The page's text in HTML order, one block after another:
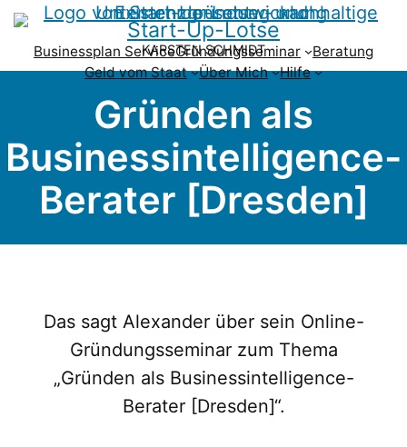
Start-Up-Lotse
KARSTEN SCHMIDT
Businessplan ServiceGründungsseminar
Beratung
Geld vom Staat
Über Mich Hilfe
Gründen als
Businessintelligence-
Berater [Dresden]
Das sagt Alexander über sein Online-
Gründungsseminar zum Thema
„Gründen als Businessintelligence-
Berater [Dresden]“.